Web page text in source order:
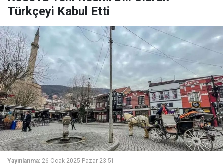
Türkçeyi Kabul Etti
Yayınlanma: 26 Ocak 2025 Pazar 23:51